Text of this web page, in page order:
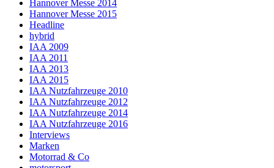
Hannover Messe 2014
Hannover Messe 2015
Headline
hybrid
IAA 2009
IAA 2011
IAA 2013
IAA 2015
IAA Nutzfahrzeuge 2010
IAA Nutzfahrzeuge 2012
IAA Nutzfahrzeuge 2014
IAA Nutzfahrzeuge 2016
Interviews
Marken
Motorrad & Co